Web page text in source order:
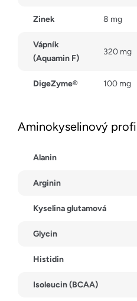
Zinek 8 mg
Vápník
(Aquamin F)
320 mg
DigeZyme® 100 mg
Aminokyselinový
Alanin
Arginin
Kyselina glutamová
Glycin
Histidin
Isoleucin (BCAA)